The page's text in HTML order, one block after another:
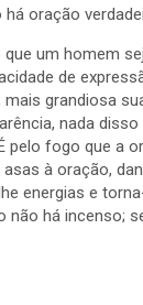
há oração
que um homem
de
grandiosa
nada
pelo fogo que a
à oração,
energias e
não há incenso;